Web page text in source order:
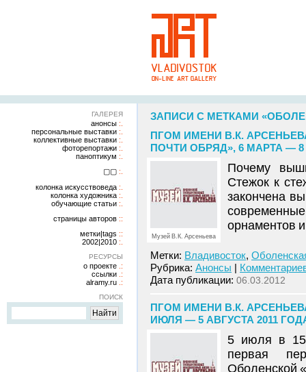
ГАЛЕРЕЯ
анонсы
персональные выставки
коллективные выставки
фоторепортажи
паноптикум
▢▢
колонка искусствоведа
колонка художника
обучающие статьи
страницы авторов
метки|tags
2002|2010
РЕСУРСЫ
о проекте
ссылки
alramy.ru
ПОИСК
ЗАПИСИ С МЕТКАМИ
ПГОМ ИМЕНИ В.К.
ПОЧТИ ОБРЯД», 6 МАРТА — 8
Музей В.К. Арсеньева
Почему
Стежок к
закончена
орнаментов
Метки: Владивосток,
Рубрика: Анонсы |
Дата публикации: 06.03.2012
ПГОМ ИМЕНИ В.К.
ИЮЛЯ — 5 АВГУСТА 2011
5 июля в
первая
Оболенской